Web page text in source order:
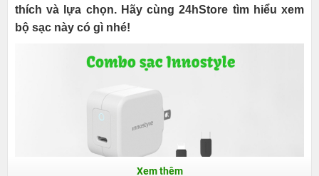
thích và lựa chọn. Hãy cùng 24hStore tìm hiểu xem
bộ sạc này có gì nhé!
Xem thêm